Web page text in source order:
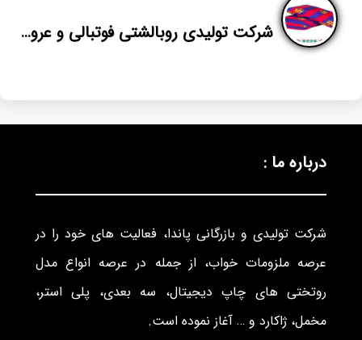
شرکت تولیدی روبالشتی فوتبالی و عروسکی
درباره ما :
شرکت تولیدی و بازرگانی پاندا، فعالیت های خود را در
عرصه ملزومات خواب، از جمله در عرصه انواع مدل
روتختی های چاپ دیجیتال، سه بعدی، پلی استر،
مخمل، ژاکارد و … آغاز نموده است.